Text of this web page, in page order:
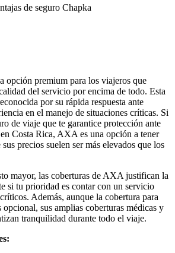
de seguro Chapka
opción premium para los viajeros que
del servicio por encima de todo. Esta
por su rápida respuesta ante
en el manejo de situaciones críticas. Si
de viaje que te garantice protección ante
Costa Rica, AXA es una opción a tener
precios suelen ser más elevados que los
mayor, las coberturas de AXA justifican la
si tu prioridad es contar con un servicio
Además, aunque la cobertura para
opcional, sus amplias coberturas médicas y
tranquilidad durante todo el viaje.